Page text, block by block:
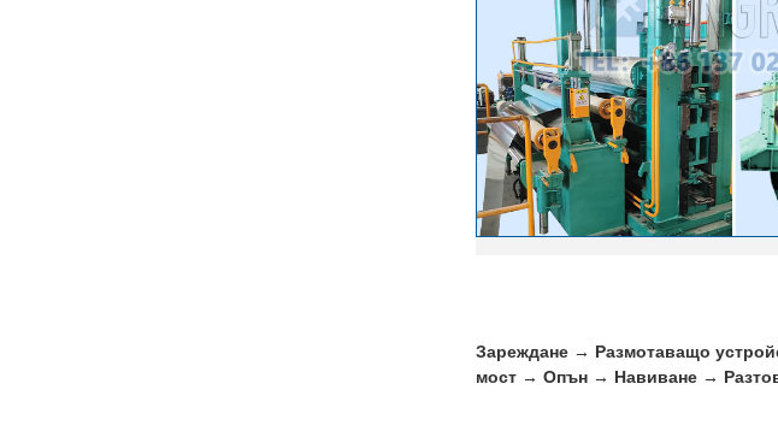
Зареждане → Размотаващо
мост → Опън → Навиване →